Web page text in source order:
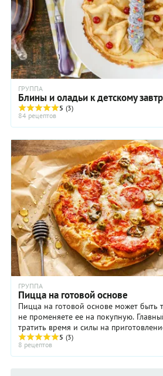
ГРУППА
Блины и оладьи к детскому
5 (3)
84 рецептов
ГРУППА
Пицца на готовой основе
Пицца на готовой основе может быть
не променяете ее на покупную.
тратить время и силы на
5 (3)
8 рецептов